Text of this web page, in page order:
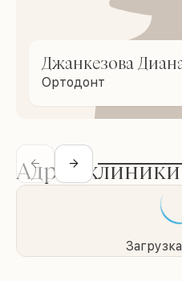
Джанкезова
Ортодонт
Адрес клиники